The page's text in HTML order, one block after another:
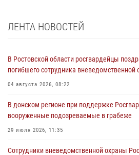
ЛЕНТА НОВОСТЕЙ
В Ростовской области росгвардейцы
погибшего сотрудника вневедомственной
04 августа 2026, 08:22
В донском регионе при поддержке
вооруженные подозреваемые в грабеже
29 июля 2026, 11:35
Сотрудники вневедомственной охраны